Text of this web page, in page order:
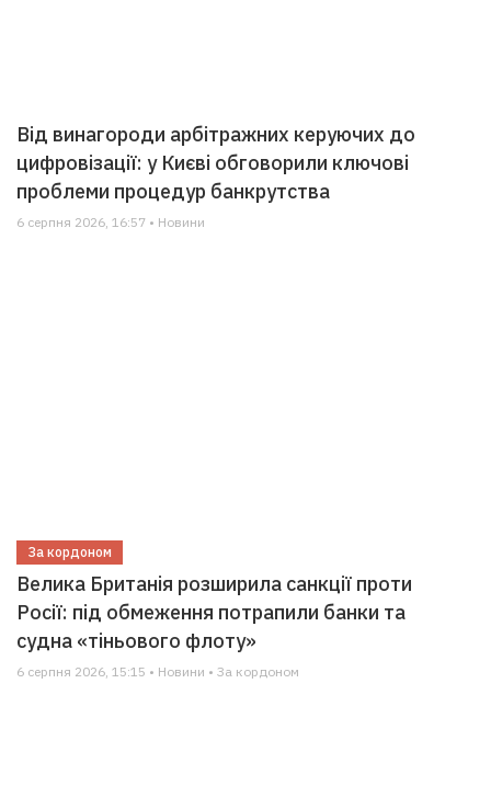
Від винагороди арбітражних керуючих до
цифровізації: у Києві обговорили ключові
проблеми процедур банкрутства
6 серпня 2026, 16:57 • Новини
За кордоном
Велика Британія розширила санкції проти
Росії: під обмеження потрапили банки та
судна «тіньового флоту»
6 серпня 2026, 15:15 • Новини • За кордоном